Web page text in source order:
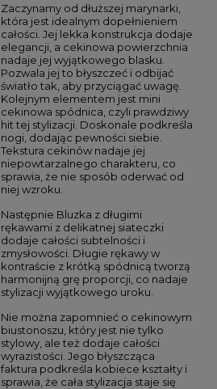
Zaczynamy od dłuższej marynarki,
która jest idealnym dopełnieniem
całości. Jej lekka konstrukcja dodaje
elegancji, a cekinowa powierzchnia
nadaje jej wyjątkowego blasku.
Pozwala jej to błyszczeć i odbijać
światło tak, aby przyciągać uwagę.
Kolejnym elementem jest mini
cekinowa spódnica, czyli prawdziwy
hit tej stylizacji. Doskonale podkreśla
nogi, dodając pewności siebie.
Tekstura cekinów nadaje jej
niepowtarzalnego charakteru, co
sprawia, że nie sposób oderwać od
niej wzroku.
Następnie Bluzka z długimi
rękawami z delikatnej siateczki
dodaje całości subtelności i
zmysłowości. Długie rękawy w
kontraście z krótką spódnicą tworzą
harmonijną grę proporcji, co nadaje
stylizacji wyjątkowego uroku.
Nie można zapomnieć o cekinowym
biustonoszu, który jest nie tylko
stylowy, ale też dodaje całości
wyrazistości. Jego błyszcząca
faktura podkreśla kobiece kształty i
sprawia, że cała stylizacja staje się